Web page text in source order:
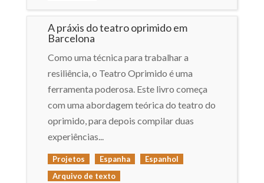
A práxis do teatro oprimido em
Barcelona
Como uma técnica para trabalhar a
resiliência, o Teatro Oprimido é uma
ferramenta poderosa. Este livro começa
com uma abordagem teórica do teatro do
oprimido, para depois compilar duas
experiências...
Projetos Espanha
Espanhol
Arquivo de texto